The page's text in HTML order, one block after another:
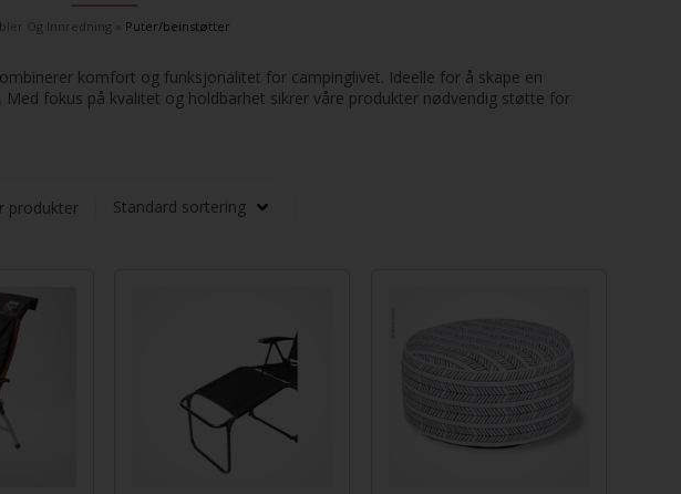
Og Innredning Puter/beinstøtter
komfort og funksjonalitet for campinglivet. Ideelle for å skape en
fokus på kvalitet og holdbarhet sikrer våre produkter nødvendig støtte for
produkter